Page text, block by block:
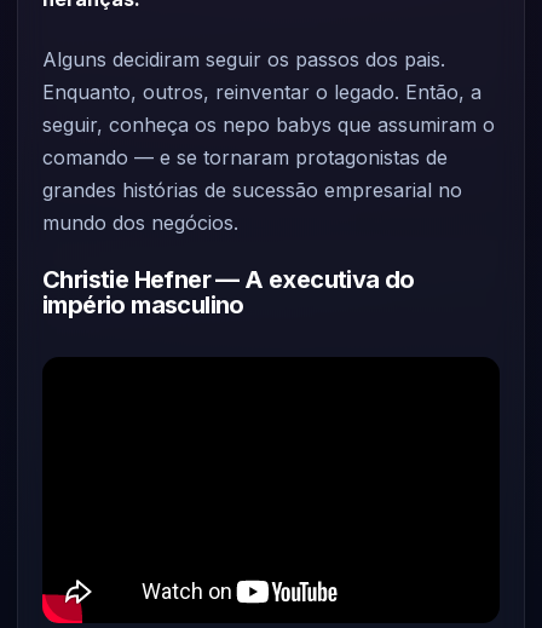
Alguns decidiram seguir os passos dos pais.
Enquanto, outros, reinventar o legado. Então, a
seguir, conheça os nepo babys que assumiram o
comando — e se tornaram protagonistas de
grandes histórias de sucessão empresarial no
mundo dos negócios.
Christie Hefner — A executiva do
império masculino